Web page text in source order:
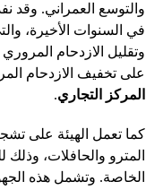
والتوسع العمراني. وقد
في السنوات الأخيرة،
وتقليل الازدحام
على تخفيف الازدحام
المركز التجاري.
كما تعمل الهيئة على
المترو والحافلات،
الخاصة. وتشمل هذه